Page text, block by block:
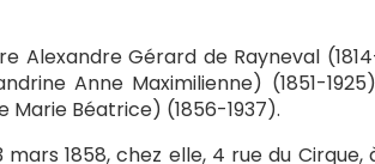
Alexandre Gérard de Rayneval
Anne Maximilienne) (1851-
Marie Béatrice) (1856-1937).
1858, chez elle, 4 rue du Cirque,